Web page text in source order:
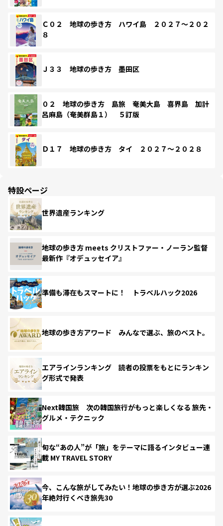
Ｃ０２ 地球の歩き方 ハワイ島 ２０２７～２０２
８
Ｊ３３ 地球の歩き方 墨田区
０２ 地球の歩き方 島旅 奄美大島 喜界島 加計
呂麻島（奄美群島１） ５訂版
Ｄ１７ 地球の歩き方 タイ ２０２７～２０２８
特設ページ
世界遺産ランキング
地球の歩き方 meets クリストファー・ノーラン監督
最新作『オデュッセイア』
準備も滞在もスマートに！ トラベルハック2026
地球の歩き方アワード みんなで選ぶ、旅のベスト。
エアラインランキング 読者の投票をもとにランキン
グ形式で発表
Next韓国旅 次の韓国旅行がもっと楽しくなる 旅先・
グルメ・テクニック
旬な“あの人”が「旅」をテーマに語るインタビュー連
載 MY TRAVEL STORY
今、こんな旅がしてみたい！地球の歩き方が選ぶ2026
年絶対行くべき旅先30